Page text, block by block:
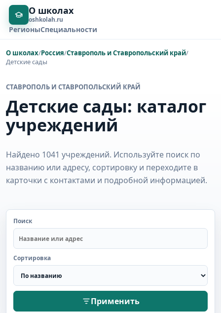
О школах
oshkolah.ru
РегионыСпециальности
О школах/Россия/Ставрополь и Ставропольский край/
Детские сады
СТАВРОПОЛЬ И СТАВРОПОЛЬСКИЙ КРАЙ
Детские сады: каталог
учреждений
Найдено 1041 учреждений. Используйте поиск по
названию или адресу, сортировку и переходите в
карточки с контактами и подробной информацией.
Поиск
Сортировка
Применить